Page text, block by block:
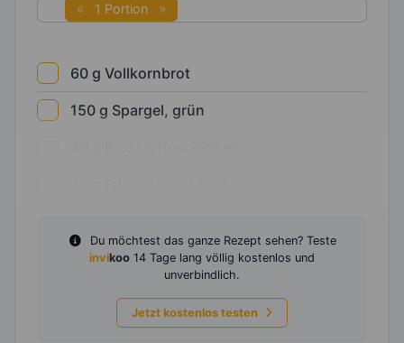
1 Portion
60 g Vollkornbrot
150 g Spargel, grün
Du möchtest das ganze Rezept sehen? Teste
invikoo 14 Tage lang völlig kostenlos und
unverbindlich.
Jetzt kostenlos testen